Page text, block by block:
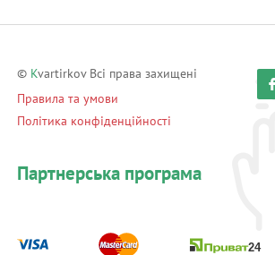
© Kvartirkov Всі права захищені
Правила та умови
Політика конфіденційності
Партнерська програма